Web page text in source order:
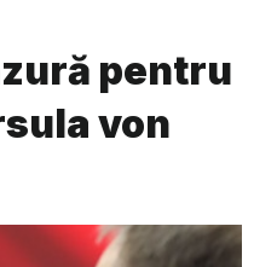
pentru
von